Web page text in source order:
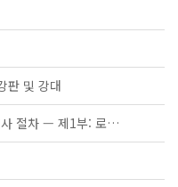
판 및 강대
KS Q ISO 2859-1 - 계수형 샘플링검사 절차 — 제1부: 로트별 합격품질한계(AQL) 지표형 샘플링검사 방식